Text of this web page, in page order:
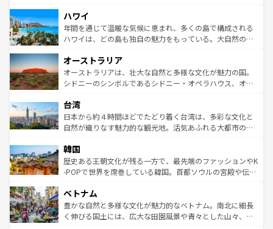
ば市内交通費無料で観光を楽しむこともできる。 なお、新
着のスイス情報はコンテンツ一覧 を参照してほしい。
のような巨大都市は、観光、ショッピング、エンターテイ
ンメントが詰まった刺激的なスポットだ。一方、アメリカ
西部には大自然が広がり、グランドキャニオンやイエロー
部のニューオーリンズでは、音楽と美食が融合した独特の
文化が魅力。旅行者はアメリカの各地域で異なる魅力を楽
しみながら、その多様性と豊かな歴史を感じることができ
ならではの贅沢な旅のスタイルだ。 なお、新着のアメリカ
情報はコンテンツ一覧を参照してほしい。
ハワイ
年間を通じて温暖な気候に恵まれ、多くの島で構成される
ハワイは、どの島も独自の魅力をもっている。大自然の神
ワイ島は見逃せない。また、定番の観光地といえばオアフ
島だが、静かな自然を求めるならマウイ島やカウアイ島が
おすすめ。エメラルドグリーンに輝く海をはじめ、豊かな
れるおもてなしの心で訪れる人々を迎えてくれるハワイの
人々、おいしいローカルフードやハワイアンミュージッ
ク、伝統的なフラダンスなど、すべてがハワイの魅力を彩
ワイを、存分に味わってほしい。 なお、新着のハワイ情報
はコンテンツ一覧を参照してほしい。
オーストラリア
オーストラリアは、壮大な自然と多様な文化が魅力の国。
シドニーのシンボルであるシドニー・オペラハウス、オー
リアリーフや大陸中央部にそびえるウルル（エアーズロッ
ク）、タスマニアの美しい原生林やケアンズの熱帯雨林な
ど、見どころがたくさん。また、カフェやワイン、オージ
いる。アクティビティも充実しており、サーフィンやダイ
ビング、ハイキングなど、アウトドア好きにはたまらな
い。オーストラリアの多彩な魅力を存分に味わいつくそ
参照してほしい。
台湾
日本から約４時間ほどでたどり着く台湾は、多彩な文化と
自然が織りなす魅力的な観光地。活気あふれる大都市の台
ン）、静ひつな山岳地帯である台湾東部など、都市の喧騒
と山間の静けさが共存しており、訪れる人に新しい発見と
驚きをもたらしてくれる。また、奥深い台湾の食文化も魅
容にもいいと評判のスイーツなど、バラエティ豊かな料理
が味わえる。 なお、新着の台湾情報は コンテンツ一覧を参
照してほしい。
韓国
歴史ある王朝文化が残る一方で、最先端のファッションやK
-POPで世界を席巻している韓国。首都ソウルの宮殿や伝統
き、地方に足を延ばせば四季折々の自然美を楽しむことが
できる。そして、キムチや焼肉、絶品のストリートフード
まで、さまざまな韓国料理が待っている。夜には、韓国な
ベトナム
豊かな自然と多様な文化が魅力的なベトナム。南北に細長
く伸びる国土には、広大な田園風景や青々とした山々、世